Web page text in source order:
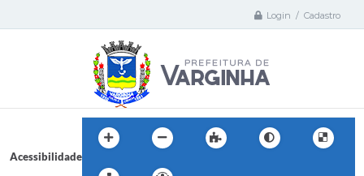
Login / Cadastro
Acessibilidade